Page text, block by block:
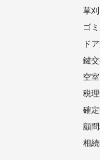
草
ゴ
ド
鍵
空
税
確
顧
相